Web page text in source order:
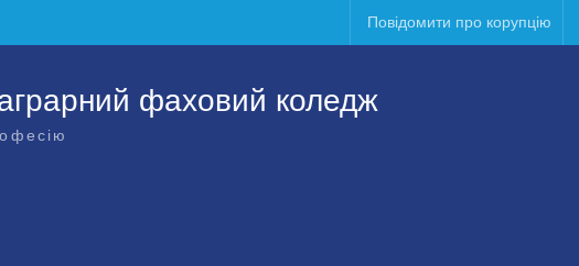
Повідомити про корупцію
фаховий коледж